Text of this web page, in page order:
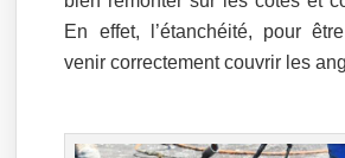
En effet, l’étanchéité, pour
venir correctement couvrir les